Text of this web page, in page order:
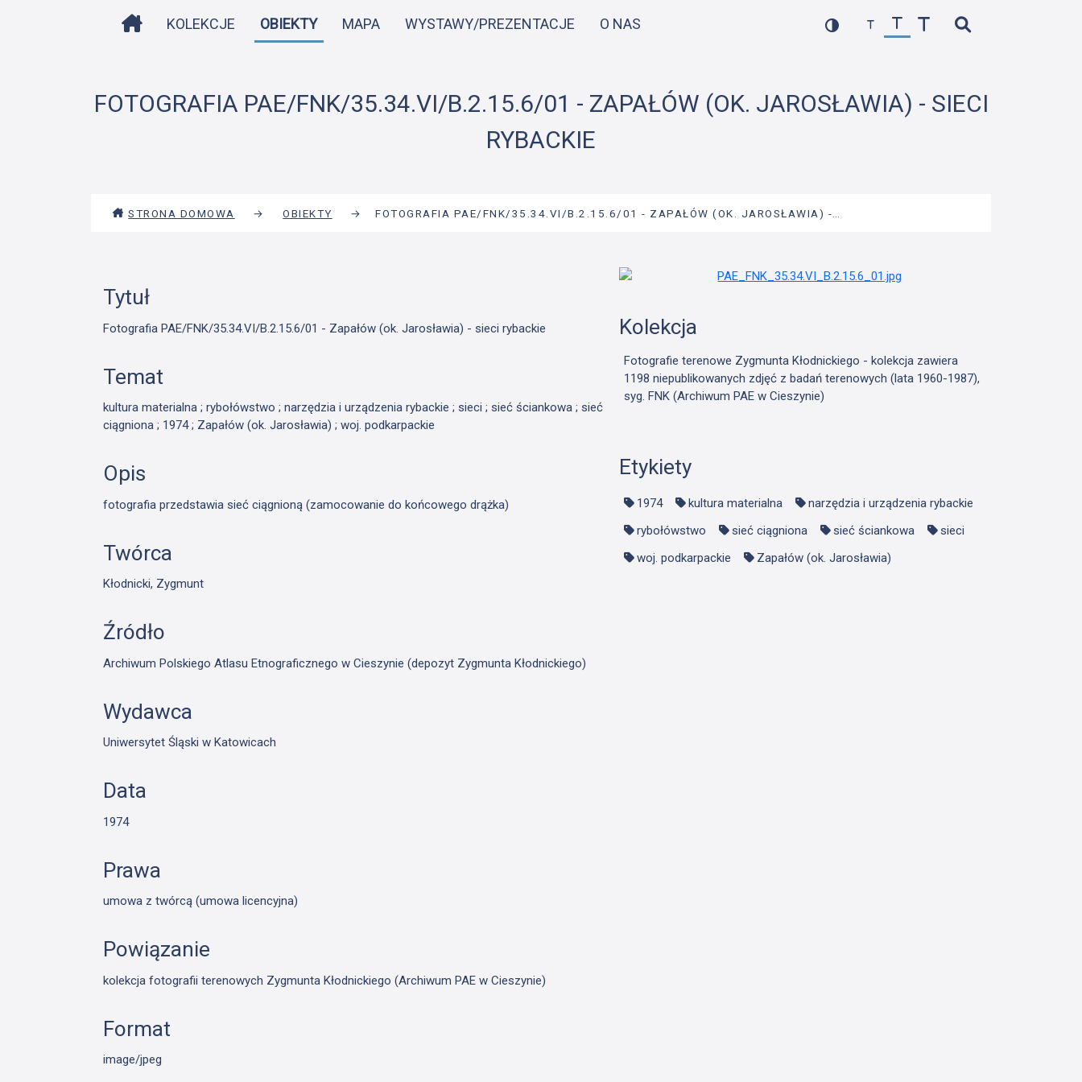
do
STRONA DOMOWA
KOLEKCJE OBIEKTY MAPA WYSTAWY/PREZENTACJE O NAS
FOTOGRAFIA PAE/FNK/35.34.VI/B.2.15.6/01 - ZAPAŁÓW (OK. JAROSŁAWIA) - SIECI
RYBACKIE
STRONA DOMOWA → OBIEKTY → FOTOGRAFIA PAE/FNK/35.34.VI/B.2.15.6/01 - ZAPAŁÓW (OK. JAROSŁAWIA) -…
Tytuł
Fotografia PAE/FNK/35.34.VI/B.2.15.6/01 - Zapałów (ok. Jarosławia) - sieci rybackie
Temat
kultura materialna ; rybołówstwo ; narzędzia i urządzenia rybackie ; sieci ; sieć ściankowa ; sieć
ciągniona ; 1974 ; Zapałów (ok. Jarosławia) ; woj. podkarpackie
Opis
fotografia przedstawia sieć ciągnioną (zamocowanie do końcowego drążka)
Twórca
Kłodnicki, Zygmunt
Źródło
Archiwum Polskiego Atlasu Etnograficznego w Cieszynie (depozyt Zygmunta Kłodnickiego)
Wydawca
Uniwersytet Śląski w Katowicach
Data
1974
Prawa
umowa z twórcą (umowa licencyjna)
Powiązanie
kolekcja fotografii terenowych Zygmunta Kłodnickiego (Archiwum PAE w Cieszynie)
Format
image/jpeg
Kolekcja
Fotografie terenowe Zygmunta Kłodnickiego - kolekcja zawiera
1198 niepublikowanych zdjęć z badań terenowych (lata 1960-1987),
syg. FNK (Archiwum PAE w Cieszynie)
Etykiety
1974 kultura materialna
narzędzia i urządzenia rybackie
rybołówstwo
sieć ciągniona sieć ściankowa
sieci
woj. podkarpackie
Zapałów (ok. Jarosławia)